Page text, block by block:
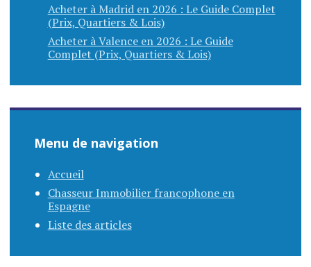
Acheter à Madrid en 2026 : Le Guide Complet
(Prix, Quartiers & Lois)
Acheter à Valence en 2026 : Le Guide
Complet (Prix, Quartiers & Lois)
Menu de navigation
Accueil
Chasseur Immobilier francophone en
Espagne
Liste des articles